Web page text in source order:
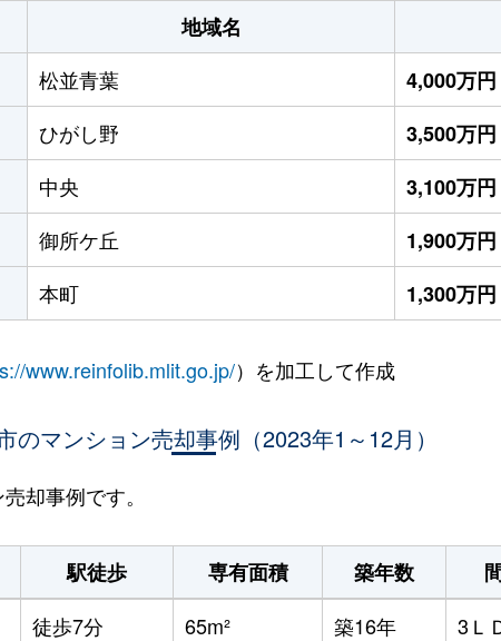
地域名
松並青葉
4,000万円
ひがし野
3,500万円
中央
3,100万円
御所ケ丘
1,900万円
本町 1,300万円
www.reinfolib.mlit.go.jp/）を加工して作成
のマンション売却事例（2023年1～12月）
却事例です。
駅徒歩 専有面積 築年数
徒歩7分 65m² 築16年 3Ｌ